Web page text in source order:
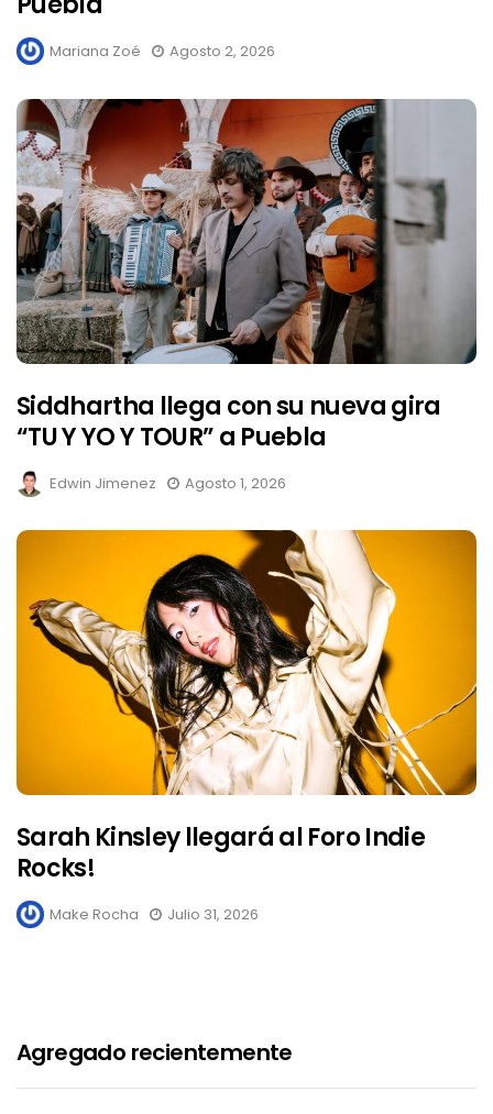
Mariana Zoé Agosto 2, 2026
Siddhartha llega con su nueva gira
“TU Y YO Y TOUR” a Puebla
Edwin Jimenez Agosto 1, 2026
Sarah Kinsley llegará al Foro Indie
Rocks!
Make Rocha Julio 31, 2026
Agregado recientemente